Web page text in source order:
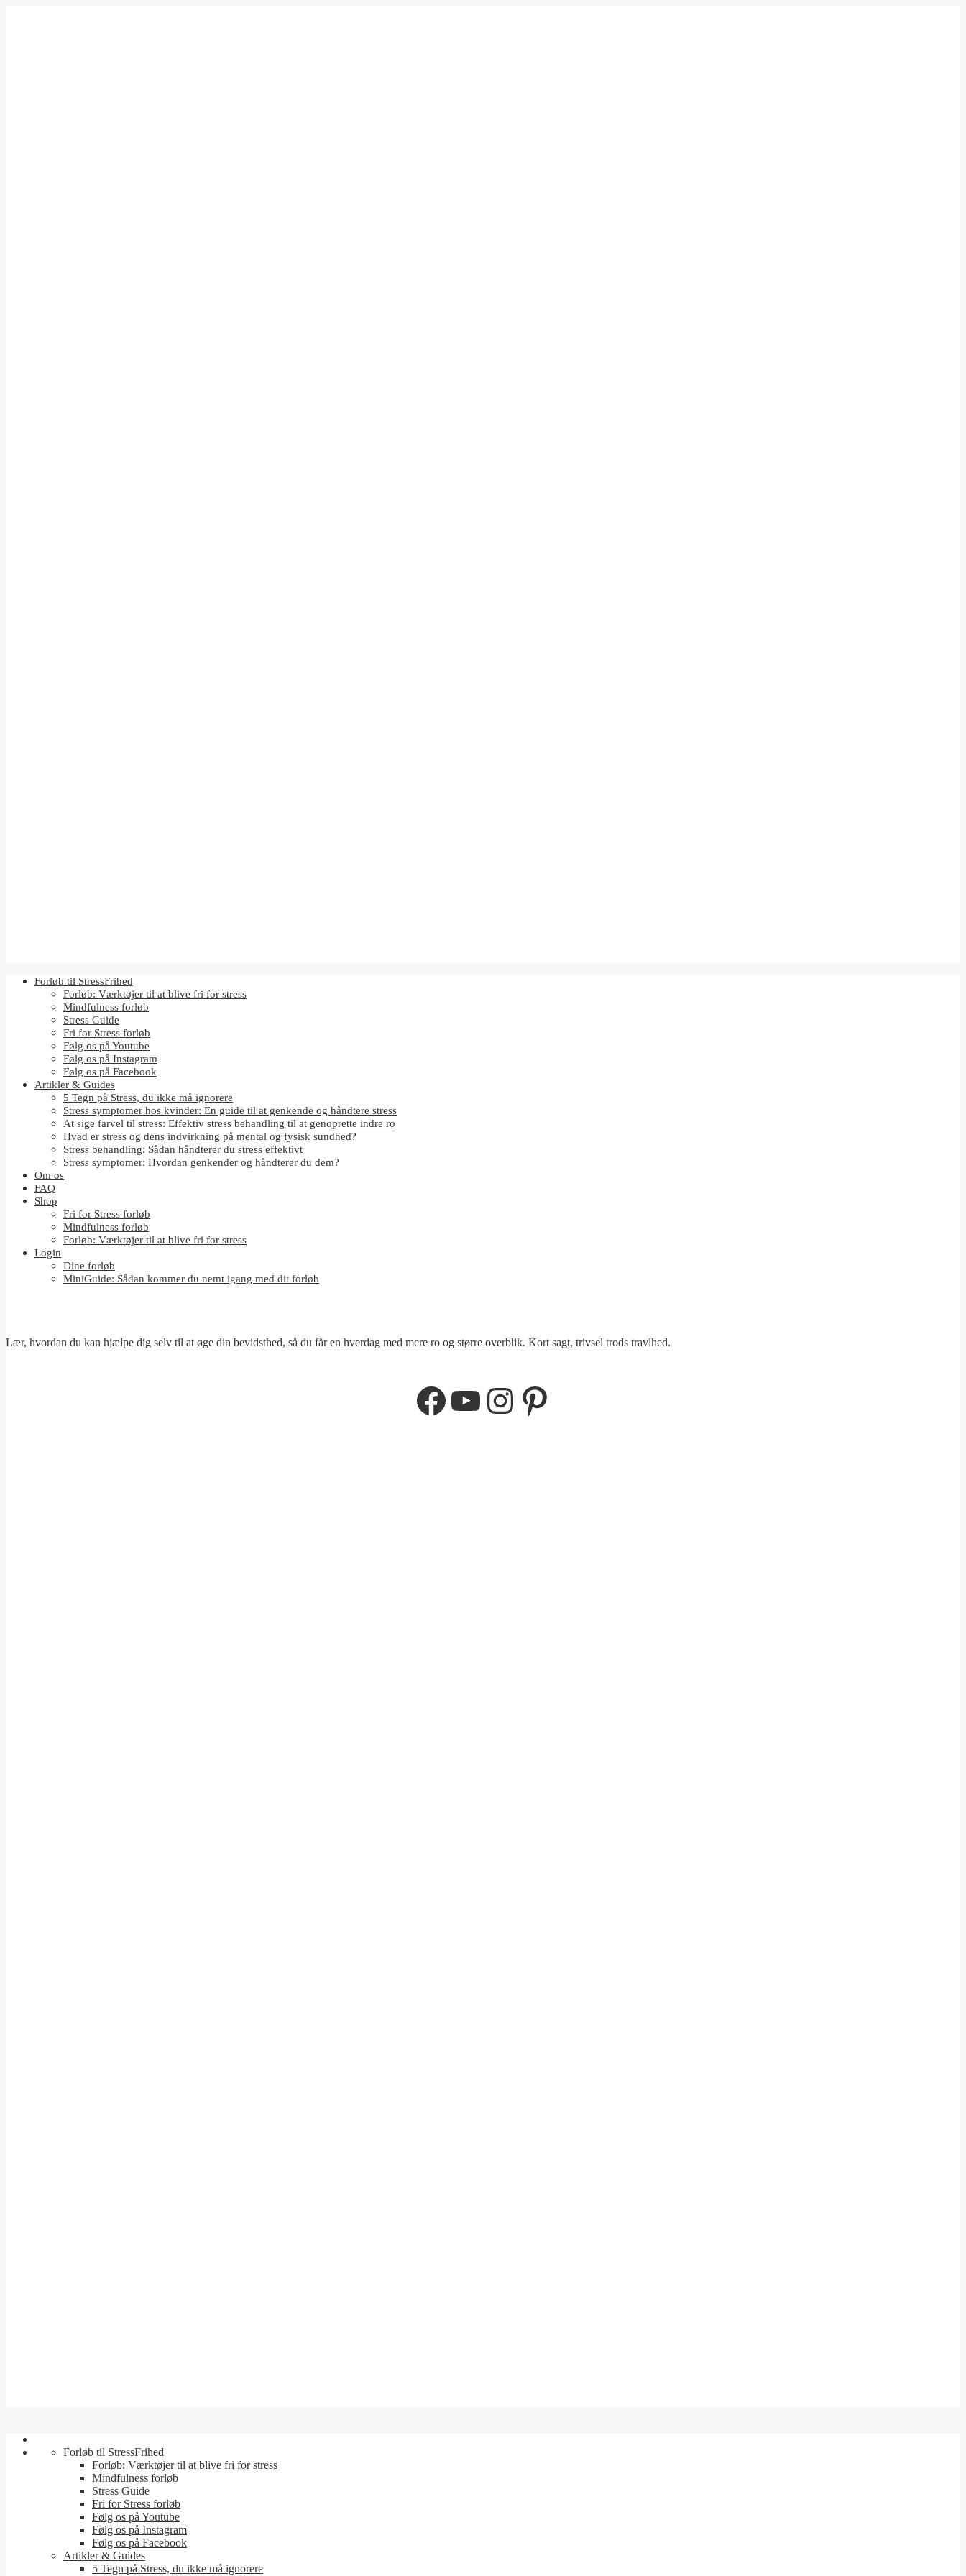
Forløb til StressFrihed
Forløb: Værktøjer til at blive fri for stress
Mindfulness forløb
Stress Guide
Fri for Stress forløb
Følg os på Youtube
Følg os på Instagram
Følg os på Facebook
Artikler & Guides
5 Tegn på Stress, du ikke må ignorere
Stress symptomer hos kvinder: En guide til at genkende og håndtere stress
At sige farvel til stress: Effektiv stress behandling til at genoprette indre ro
Hvad er stress og dens indvirkning på mental og fysisk sundhed?
Stress behandling: Sådan håndterer du stress effektivt
Stress symptomer: Hvordan genkender og håndterer du dem?
Om os
FAQ
Shop
Fri for Stress forløb
Mindfulness forløb
Forløb: Værktøjer til at blive fri for stress
Login
Dine forløb
MiniGuide: Sådan kommer du nemt igang med dit forløb
Lær, hvordan du kan hjælpe dig selv til at øge din bevidsthed, så du får en hverdag med mere ro og større overblik. Kort sagt, trivsel trods travlhed.
Facebook
YouTube
Instagram
Pinterest
Forløb til StressFrihed
Forløb: Værktøjer til at blive fri for stress
Mindfulness forløb
Stress Guide
Fri for Stress forløb
Følg os på Youtube
Følg os på Instagram
Følg os på Facebook
Artikler & Guides
5 Tegn på Stress, du ikke må ignorere